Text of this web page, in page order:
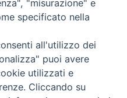
TwitterYouTube
Instagram
RSS
FEED
Newsletter
- 10121 Torino
privacy
"misurazione" e
specificato nella
all'utilizzo dei
puoi avere
utilizzati e
Cliccando su